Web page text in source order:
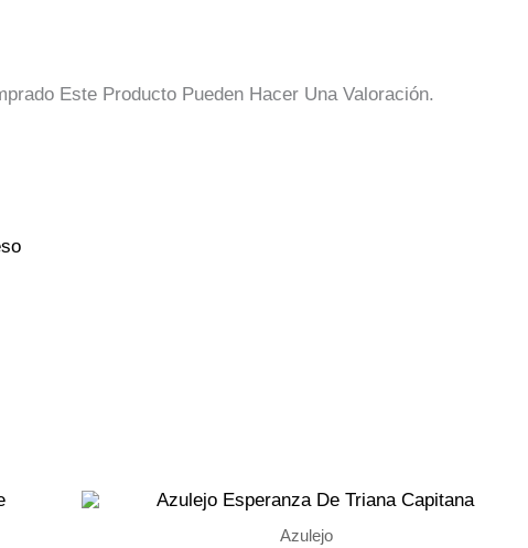
Este Producto Pueden Hacer Una Valoración.
Azulejo